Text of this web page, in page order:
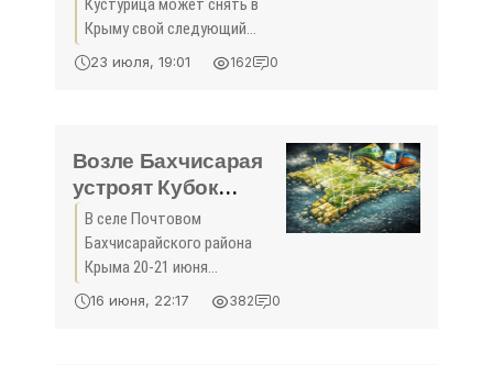
Кустурица может снять в
Крыму свой следующий
фильм. Об этом он
рассказал журналистам в
запретили развлекать
отдыхающих
23 июля, 19:01 162 0
Возле Бахчисарая
устроят Кубок
Крыма по
поплавочной ловле
- «Новости Крыма»
В селе Почтовом
Бахчисарайского района
Крыма 20-21 июня
запланировано проведение
первого этапа Кубка Крыма
16 июня, 22:17 382 0